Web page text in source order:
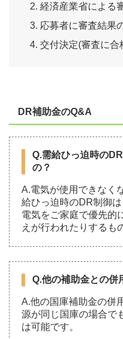
経済産業省による
応募者に審査結果
交付決定(審査に合
DR補助金のQ&A
Q.需給ひっ迫時の
の？
A.電気が使用できなく
給ひっ迫時のDR制御
電気をご家庭で優先的
えが行われたりするも
Q.他の補助金との併
A.他の国庫補助金の併
源が同じ国庫の場合で
は可能です。